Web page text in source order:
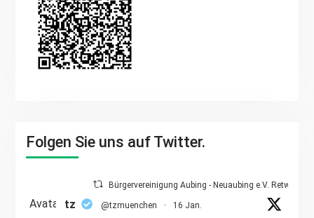
Folgen Sie uns auf Twitter.
Bürgervereinigung Aubing - Neuaubing e.V. Retweetet
Avatar tz @tzmuenchen · 16 Jan.